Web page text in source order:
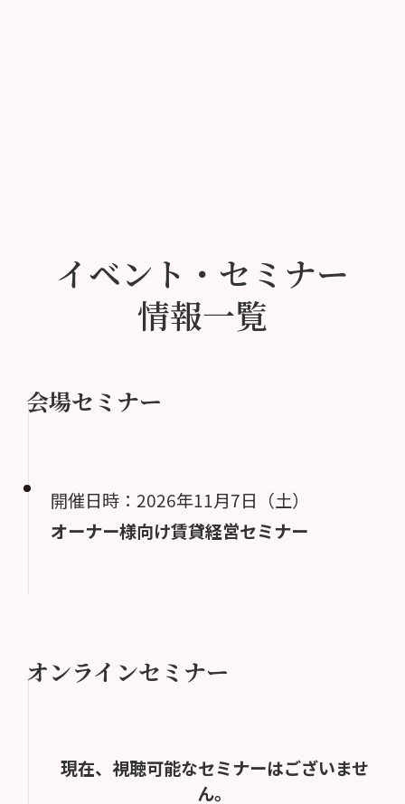
イベント・セミナー
情報一覧
会場セミナー
開催日時：2026年11月7日（土）
オーナー様向け賃貸経営セミナー
オンラインセミナー
現在、視聴可能なセミナーはございませ
ん。